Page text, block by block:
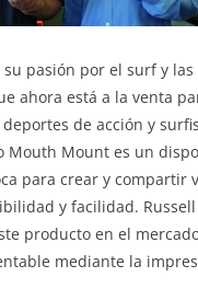
pasión por el surf y
ahora está a la venta
de acción y
Mouth Mount es un
para crear y compartir
y facilidad. Russell
producto en el
mediante la